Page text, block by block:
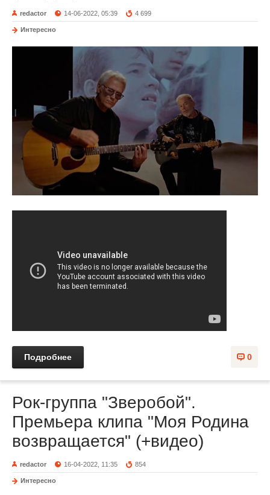
redactor 14-06-2022, 05:39 4 699
Интересно
0
Подробнее
Рок-группа "Зверобой".
Премьера клипа "Моя Родина
возвращается" (+видео)
redactor 16-04-2022, 11:35 854
Интересно